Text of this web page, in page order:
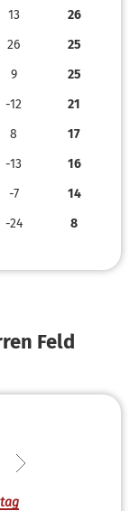
13
26
26
25
9
25
-12
21
8
17
-13
16
-7
14
-24 8
Feld